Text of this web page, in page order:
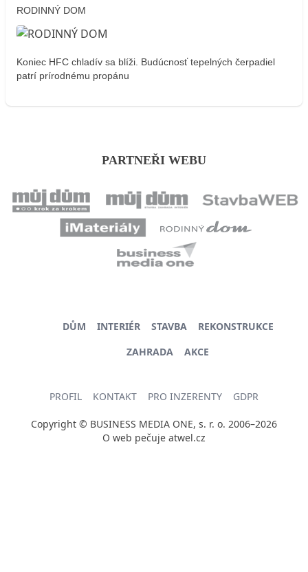
RODINNÝ DOM
Koniec HFC chladív sa blíži. Budúcnosť tepelných čerpadiel
patrí prírodnému propánu
PARTNEŘI WEBU
DŮM INTERIÉR STAVBA
REKONSTRUKCE
ZAHRADA
AKCE
PROFIL KONTAKT PRO INZERENTY GDPR
Copyright © BUSINESS MEDIA ONE, s. r. o. 2006–2026